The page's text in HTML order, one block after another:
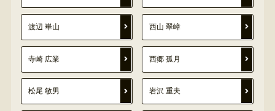
渡辺 崋山 西山 翠嶂
寺崎 広業 西郷 孤月
松尾 敏男 岩沢 重夫